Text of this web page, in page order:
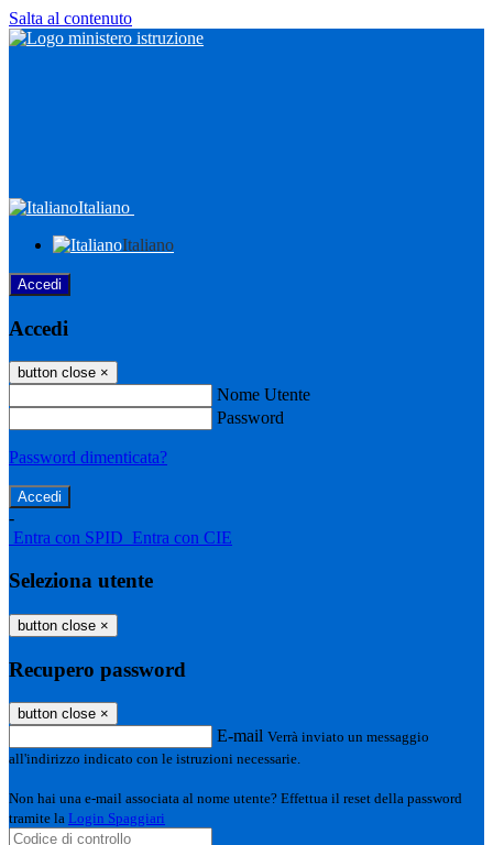
Salta al contenuto
Italiano
Italiano
Accedi
Accedi
button close ×
Nome Utente
Password
Password dimenticata?
-
Entra con SPID Entra con CIE
Seleziona utente
button close ×
Recupero password
button close ×
E-mail Verrà inviato un messaggio
all'indirizzo indicato con le istruzioni necessarie.
Non hai una e-mail associata al nome utente? Effettua il reset della password
tramite la Login Spaggiari